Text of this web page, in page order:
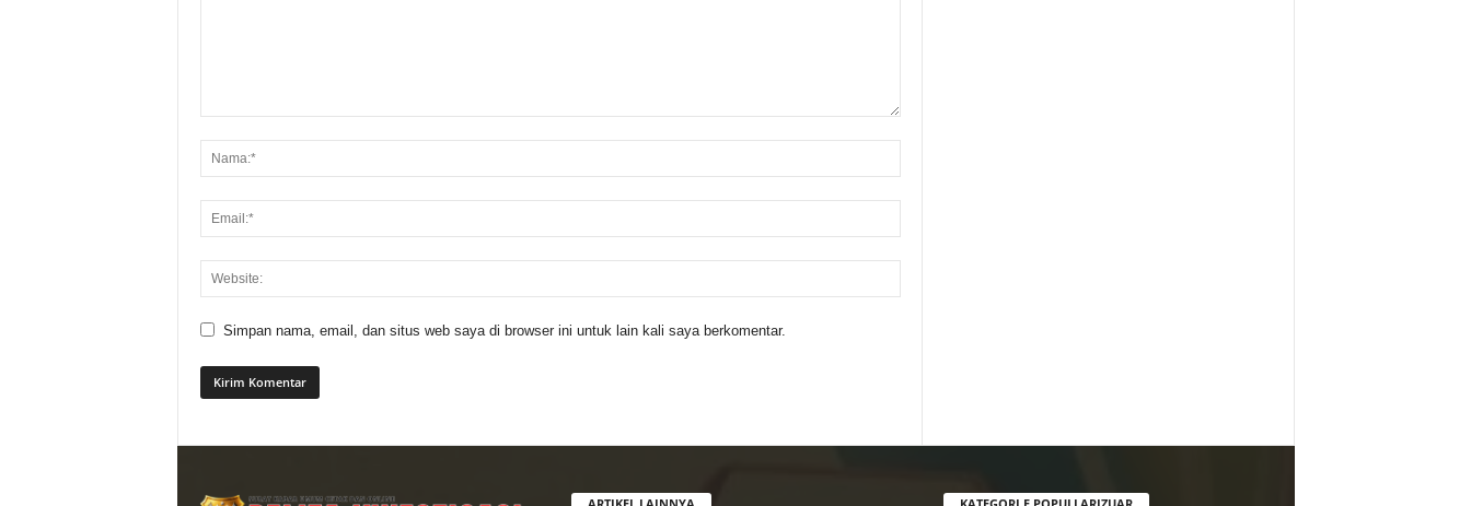
Simpan nama, email, dan situs web saya di browser ini untuk lain kali saya berkomentar.